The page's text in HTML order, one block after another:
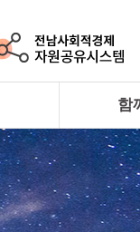
함